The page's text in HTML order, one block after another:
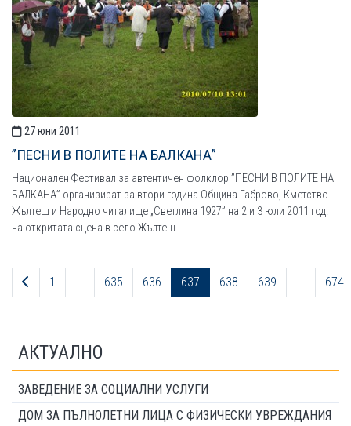
27 юни 2011
”ПЕСНИ В ПОЛИТЕ НА БАЛКАНА”
Национален Фестивал за автентичен фолклор ”ПЕСНИ В ПОЛИТЕ НА
БАЛКАНА” организират за втори година Община Габрово, Кметство
Жълтеш и Народно читалище „Светлина 1927” на 2 и 3 юли 2011 год.
на откритата сцена в село Жълтеш.
Предходна страница
1 ... 635 636 637 638 639 ... 674
АКТУАЛНО
ЗАВЕДЕНИЕ ЗА СОЦИАЛНИ УСЛУГИ
ДОМ ЗА ПЪЛНОЛЕТНИ ЛИЦА С ФИЗИЧЕСКИ УВРЕЖДАНИЯ